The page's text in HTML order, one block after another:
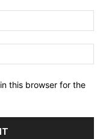
this browser for the